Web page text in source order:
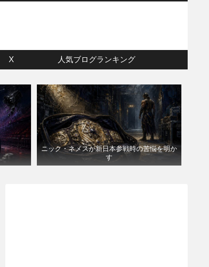
X 人気ブログランキング
ニック・ネメスが新日本参戦時の苦悩を明か
す